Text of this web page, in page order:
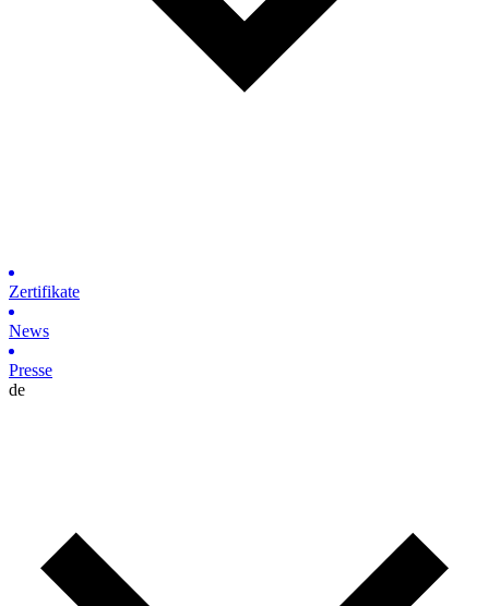
Zertifikate
News
Presse
de